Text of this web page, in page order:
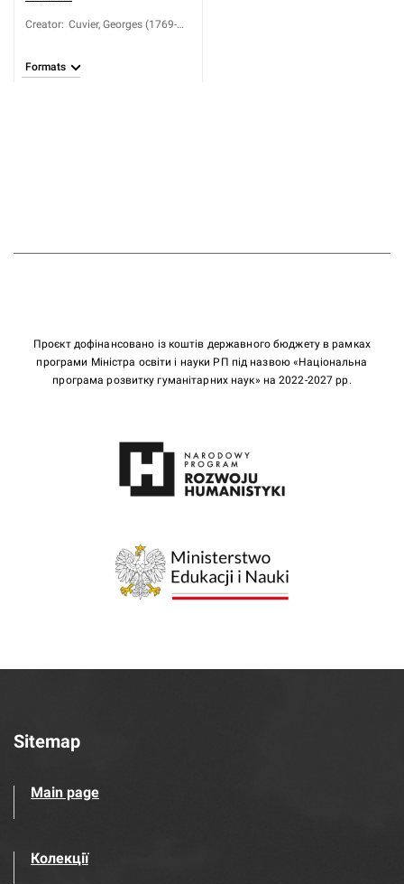
Creator: Cuvier, Georges (1769-
Formats
Проєкт дофінансовано із коштів державного бюджету в рамках
програми Міністра освіти і науки РП під назвою «Національна
програма розвитку гуманітарних наук» на 2022-2027 рр.
Sitemap
Main page
Колекції